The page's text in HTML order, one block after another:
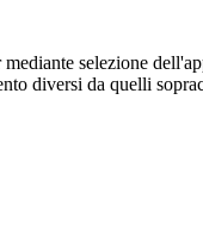
selezione
diversi da quelli